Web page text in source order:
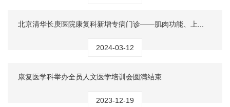
北京清华长庚医院康复科新增专病门诊——肌肉功能、上...
2024-03-12
康复医学科举办全员人文医学培训会圆满结束
2023-12-19